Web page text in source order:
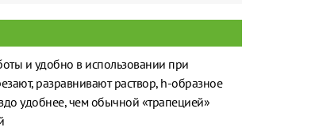
и удобно в использовании при
разравнивают раствор, h-образное
удобнее, чем обычной «трапецией»